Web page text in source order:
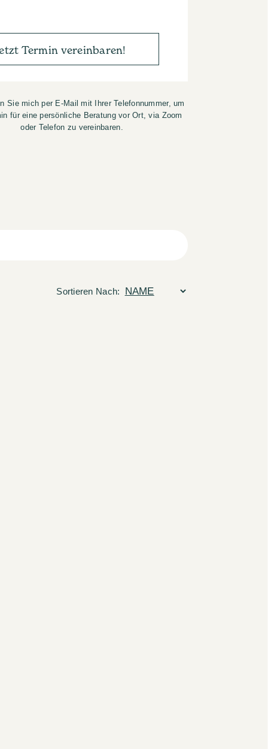
Termin vereinbaren!
Sie mich per E-Mail mit Ihrer Telefonnummer, um
für eine persönliche Beratung vor Ort, via Zoom
oder Telefon zu vereinbaren.
Sortieren Nach: